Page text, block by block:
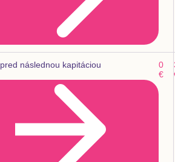
pred následnou kapitáciou
0
€